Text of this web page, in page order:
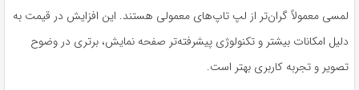
لمسی معمولاً گران‌تر از لپ تاپ‌های معمولی هستند. این افزایش در قیمت به
دلیل امکانات بیشتر و تکنولوژی پیشرفته‌تر صفحه نمایش، برتری در وضوح
تصویر و تجربه کاربری بهتر است.